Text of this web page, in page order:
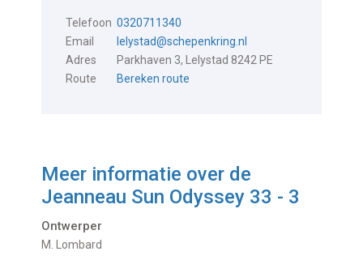
Telefoon 0320711340
Email
lelystad@schepenkring.nl
Adres
Parkhaven 3, Lelystad 8242 PE
Route
Bereken route
Meer informatie over de
Jeanneau Sun Odyssey 33 - 3
Ontwerper
M. Lombard